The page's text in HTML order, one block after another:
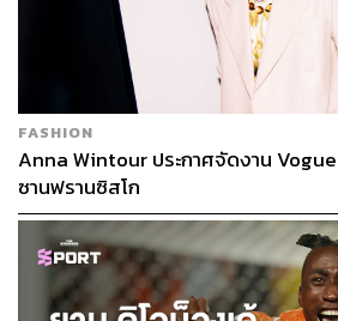
FASHION
Anna Wintour ประกาศจัดงาน
ซานฟรานซิสโก